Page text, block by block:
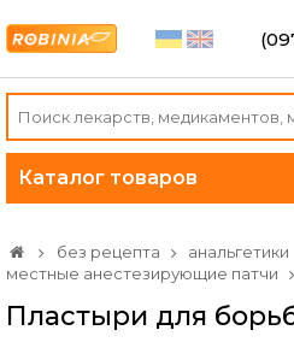
Каталог товаров
без рецепта
анальгетики
местные анестезирующие патчи
Пластыри для